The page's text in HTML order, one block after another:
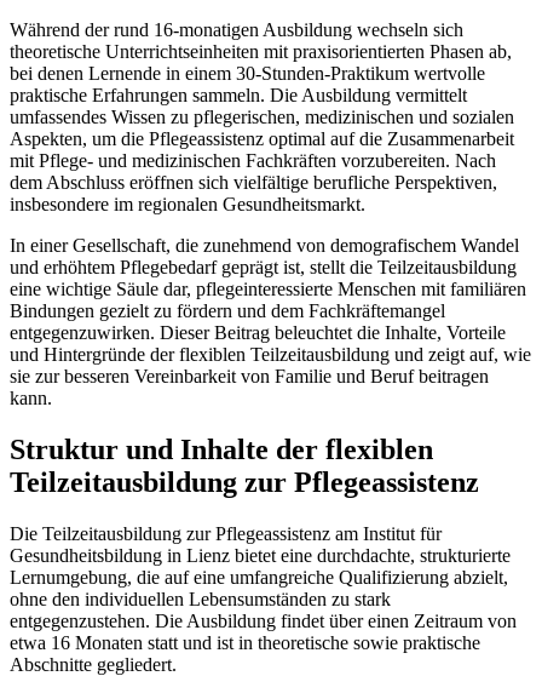
Während der rund 16-monatigen Ausbildung wechseln sich
theoretische Unterrichtseinheiten mit praxisorientierten Phasen ab,
bei denen Lernende in einem 30-Stunden-Praktikum wertvolle
praktische Erfahrungen sammeln. Die Ausbildung vermittelt
umfassendes Wissen zu pflegerischen, medizinischen und sozialen
Aspekten, um die Pflegeassistenz optimal auf die Zusammenarbeit
mit Pflege- und medizinischen Fachkräften vorzubereiten. Nach
dem Abschluss eröffnen sich vielfältige berufliche Perspektiven,
insbesondere im regionalen Gesundheitsmarkt.
In einer Gesellschaft, die zunehmend von demografischem Wandel
und erhöhtem Pflegebedarf geprägt ist, stellt die Teilzeitausbildung
eine wichtige Säule dar, pflegeinteressierte Menschen mit familiären
Bindungen gezielt zu fördern und dem Fachkräftemangel
entgegenzuwirken. Dieser Beitrag beleuchtet die Inhalte, Vorteile
und Hintergründe der flexiblen Teilzeitausbildung und zeigt auf, wie
sie zur besseren Vereinbarkeit von Familie und Beruf beitragen
kann.
Struktur und Inhalte der flexiblen
Teilzeitausbildung zur Pflegeassistenz
Die Teilzeitausbildung zur Pflegeassistenz am Institut für
Gesundheitsbildung in Lienz bietet eine durchdachte, strukturierte
Lernumgebung, die auf eine umfangreiche Qualifizierung abzielt,
ohne den individuellen Lebensumständen zu stark
entgegenzustehen. Die Ausbildung findet über einen Zeitraum von
etwa 16 Monaten statt und ist in theoretische sowie praktische
Abschnitte gegliedert.